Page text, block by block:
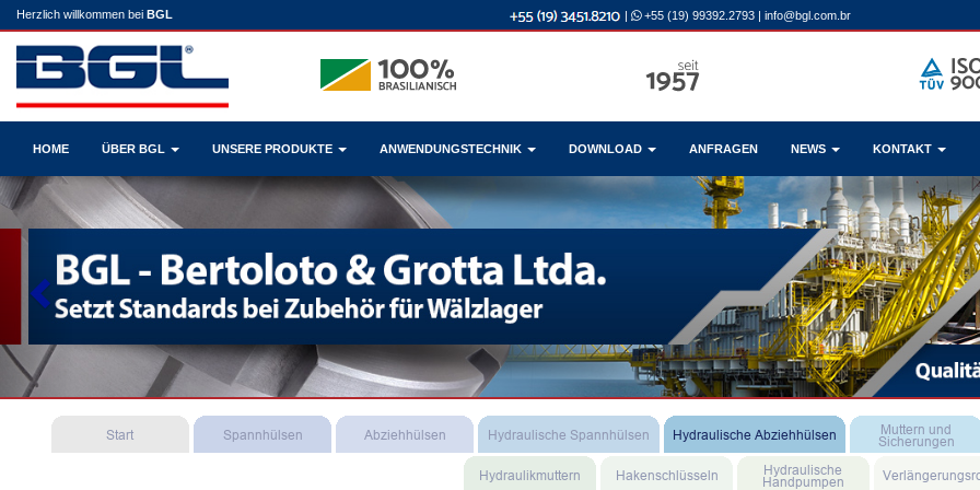
Herzlich willkommen bei BGL | +55 (19) 99392.2793 | info@bgl.com.br
HOME ÜBER BGL UNSERE PRODUKTE ANWENDUNGSTECHNIK DOWNLOAD ANFRAGEN NEWS KONTAKT
Previous